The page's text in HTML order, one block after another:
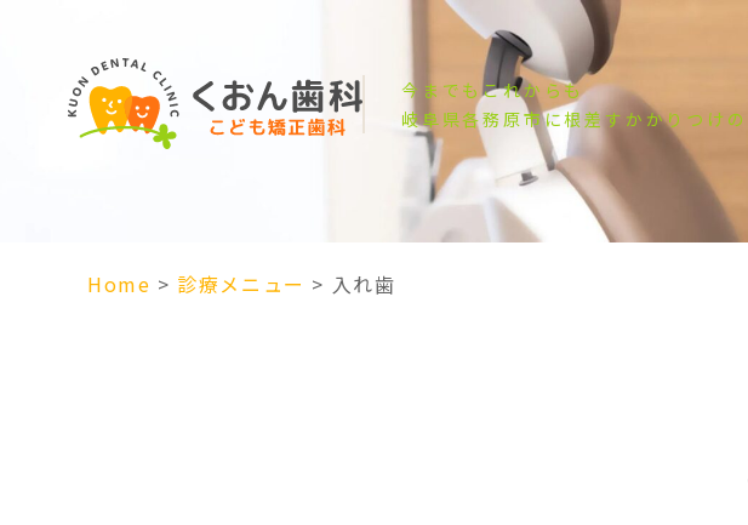
今までもこれからも
岐阜県各務原市に根差すかかりつけ
Home > 診療メニュー > 入れ歯